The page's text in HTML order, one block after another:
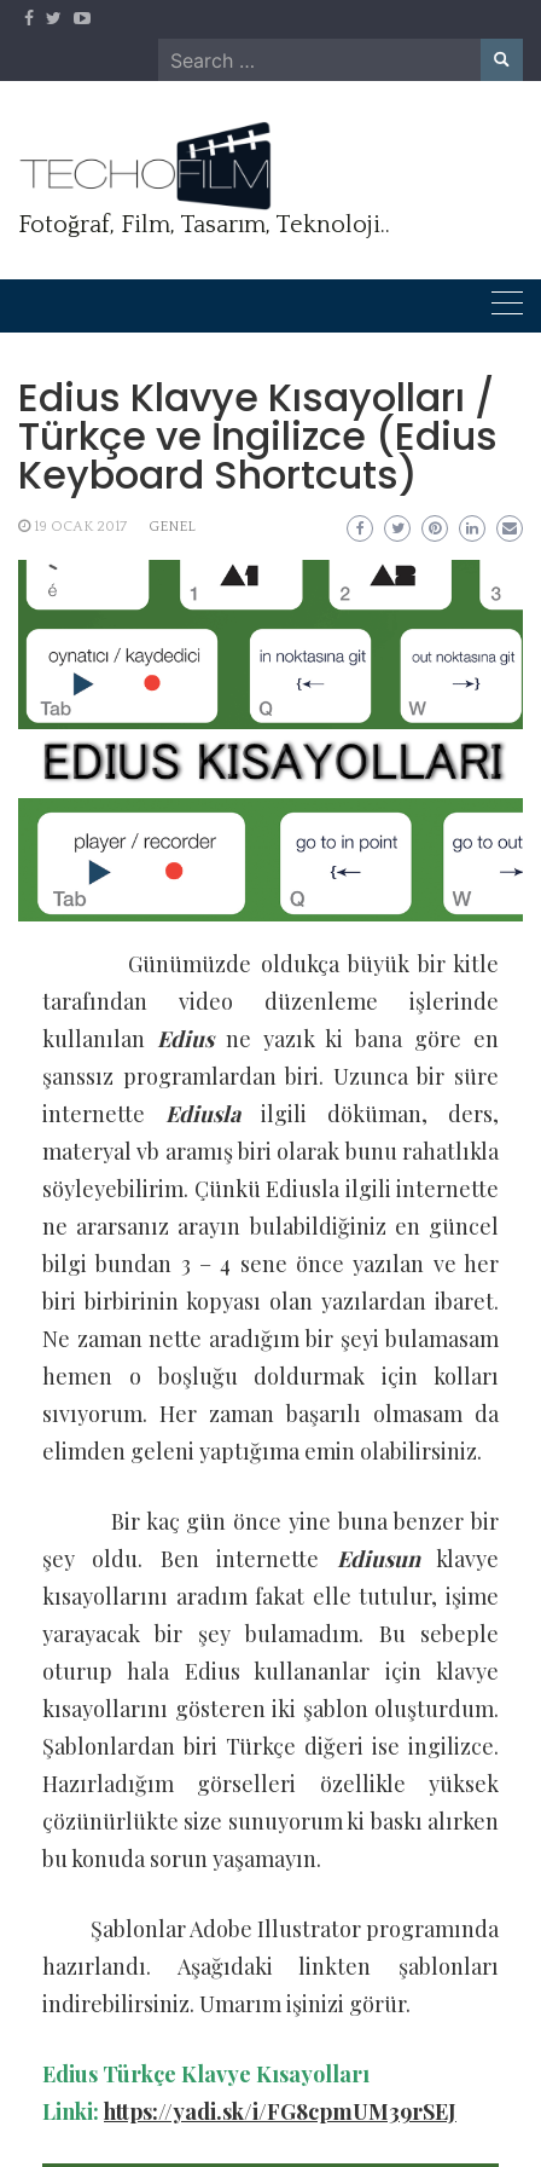
Skip
Search
for:
Fotoğraf, Film, Tasarım, Teknoloji..
Edius Klavye Kısayolları /
Türkçe ve İngilizce (Edius
Keyboard Shortcuts)
19 OCAK 2017 GENEL
Günümüzde oldukça büyük bir kitle
tarafından video düzenleme işlerinde
kullanılan Ediusne yazık ki bana göre en
şanssız programlardan biri. Uzunca bir süre
internette Ediuslailgili döküman, ders,
materyal vb aramış biri olarak bunu rahatlıkla
söyleyebilirim. Çünkü Ediusla ilgili internette
ne ararsanız arayın bulabildiğiniz en güncel
bilgi bundan 3 – 4 sene önce yazılan ve her
biri birbirinin kopyası olan yazılardan ibaret.
Ne zaman nette aradığım bir şeyi bulamasam
hemen o boşluğu doldurmak için kolları
sıvıyorum. Her zaman başarılı olmasam da
elimden geleni yaptığıma emin olabilirsiniz.
Bir kaç gün önce yine buna benzer bir
şey oldu. Ben internette Ediusunklavye
kısayollarını aradım fakat elle tutulur, işime
yarayacak bir şey bulamadım. Bu sebeple
oturup hala Edius kullananlar için klavye
kısayollarını gösteren iki şablon oluşturdum.
Şablonlardan biri Türkçe diğeri ise ingilizce.
Hazırladığım görselleri özellikle yüksek
çözünürlükte size sunuyorum ki baskı alırken
bu konuda sorun yaşamayın.
Şablonlar Adobe Illustrator programında
hazırlandı. Aşağıdaki linkten şablonları
indirebilirsiniz. Umarım işinizi görür.
Edius Türkçe Klavye Kısayolları
Linki: https://yadi.sk/i/FG8cpmUM39rSEJ